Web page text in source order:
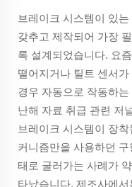
브레이크 시스템이 있
갖추고 제작되어 가장
록 설계되었습니다. 요
떨어지거나 틸트 센서
경우 자동으로 작동하
난해 자료 취급 관련 저
브레이크 시스템이 장
커니즘만을 사용하던
태로 굴러가는 사례가
타났습니다. 제조사에